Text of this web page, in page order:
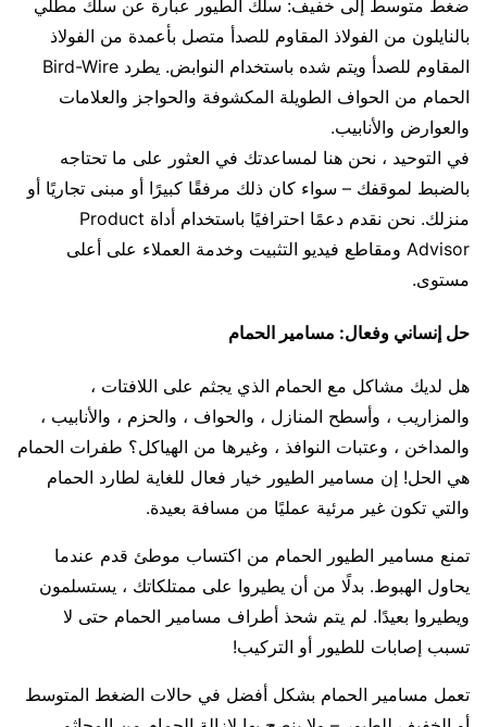
ضغط متوسط ​​إلى خفيف: سلك الطيور عبارة عن سلك مطلي
بالنايلون من الفولاذ المقاوم للصدأ متصل بأعمدة من الفولاذ
المقاوم للصدأ ويتم شده باستخدام النوابض. يطرد Bird-Wire
الحمام من الحواف الطويلة المكشوفة والحواجز والعلامات
والعوارض والأنابيب.
في التوحيد ، نحن هنا لمساعدتك في العثور على ما تحتاجه
بالضبط لموقفك – سواء كان ذلك مرفقًا كبيرًا أو مبنى تجاريًا أو
منزلك. نحن نقدم دعمًا احترافيًا باستخدام أداة Product
Advisor ومقاطع فيديو التثبيت وخدمة العملاء على أعلى
مستوى.
حل إنساني وفعال: مسامير الحمام
هل لديك مشاكل مع الحمام الذي يجثم على اللافتات ،
والمزاريب ، وأسطح المنازل ، والحواف ، والحزم ، والأنابيب ،
والمداخن ، وعتبات النوافذ ، وغيرها من الهياكل؟ طفرات الحمام
هي الحل! إن مسامير الطيور خيار فعال للغاية لطارد الحمام
والتي تكون غير مرئية عمليًا من مسافة بعيدة.
تمنع مسامير الطيور الحمام من اكتساب موطئ قدم عندما
يحاول الهبوط. بدلًا من أن يطيروا على ممتلكاتك ، يستسلمون
ويطيروا بعيدًا. لم يتم شحذ أطراف مسامير الحمام حتى لا
تسبب إصابات للطيور أو التركيب!
تعمل مسامير الحمام بشكل أفضل في حالات الضغط المتوسط ​​